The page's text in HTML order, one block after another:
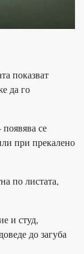
показват
да го
появява се
при прекалено
по листата,
и студ,
до загуба